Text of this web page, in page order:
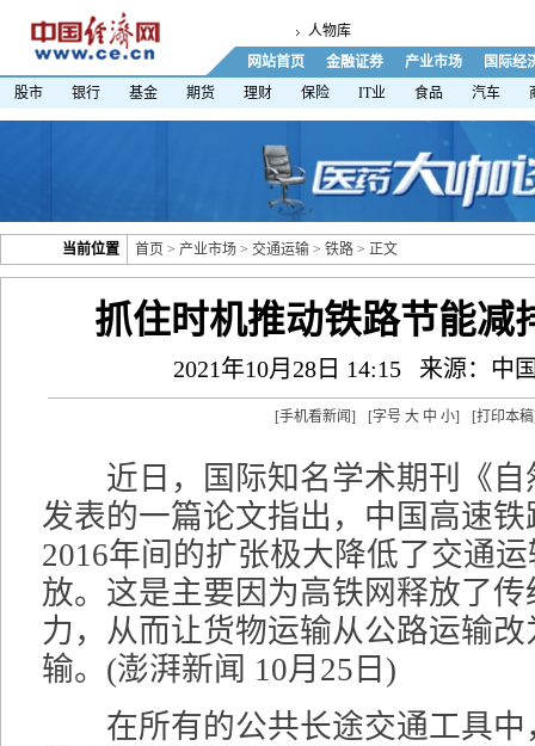
人物库
网站首页
金融证券 产业市场
国际经
股市
银行 基金 期货 理财 保险 IT业 食品 汽车
当前位置 首页 > 产业市场 > 交通运输 > 铁路 > 正文
抓住时机推动铁路节能减
2021年10月28日 14:15 来源：中
[手机看新闻] [字号 大 中 小] [打印本稿
近日，国际知名学术期刊《自
发表的一篇论文指出，中国高速铁
2016年间的扩张极大降低了交通
放。这是主要因为高铁网释放了
力，从而让货物运输从公路运输
输。(澎湃新闻 10月25日)
在所有的公共长途交通工具中